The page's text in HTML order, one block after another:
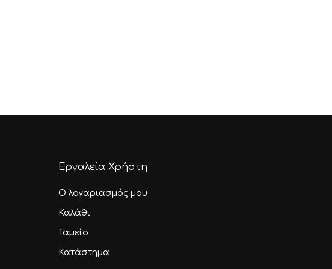
Εργαλεία Χρήστη
Ο λογαριασμός μου
Καλάθι
Ταμείο
Κατάστημα